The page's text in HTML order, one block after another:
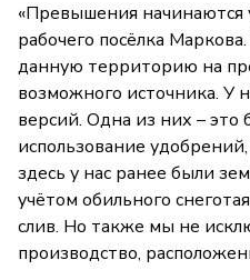
«Превышения начинаются
рабочего посёлка
данную территорию на
возможного источника. У
версий. Одна из них – это
использование
здесь у нас ранее были
учётом обильного
слив. Но также мы не
производство,